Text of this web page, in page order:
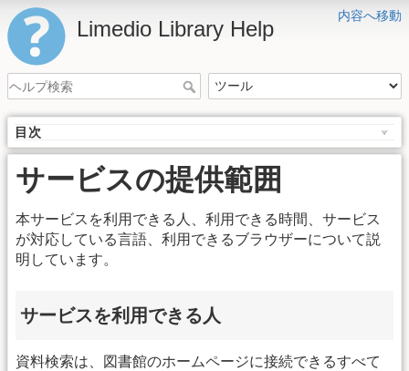
内容へ移動
Limedio Library Help
目次
サービスの提供範囲
本サービスを利用できる人、利用できる時間、サービス
が対応している言語、利用できるブラウザーについて説
明しています。
サービスを利用できる人
資料検索は、図書館のホームページに接続できるすべて